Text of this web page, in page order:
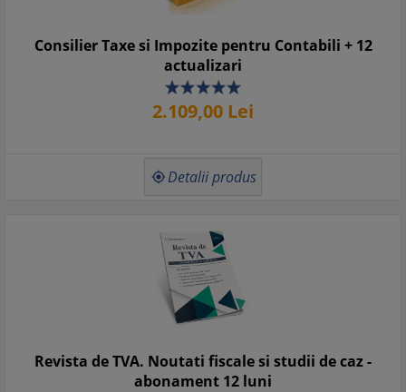
Consilier Taxe si Impozite pentru Contabili + 12
actualizari
2.109,00 Lei
 Detalii produs
Revista de TVA. Noutati fiscale si studii de caz -
abonament 12 luni